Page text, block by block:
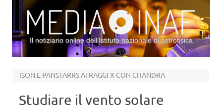
Il notiziario online dell’Istituto nazionale di astrofisica
ISON E PANSTARRS AI RAGGI X CON CHANDRA
Studiare il vento solare